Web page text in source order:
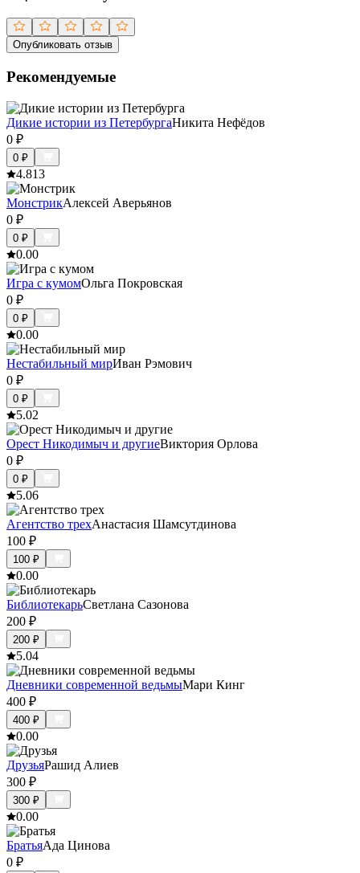
Опубликовать отзыв
Рекомендуемые
Дикие истории из ПетербургаНикита Нефёдов
0 ₽
0 ₽
4.813
МонстрикАлексей Аверьянов
0 ₽
0 ₽
0.00
Игра с кумомОльга Покровская
0 ₽
0 ₽
0.00
Нестабильный мирИван Рэмович
0 ₽
0 ₽
5.02
Орест Никодимыч и другиеВиктория Орлова
0 ₽
0 ₽
5.06
Агентство трехАнастасия Шамсутдинова
100 ₽
100 ₽
0.00
БиблиотекарьСветлана Сазонова
200 ₽
200 ₽
5.04
Дневники современной ведьмыМари Кинг
400 ₽
400 ₽
0.00
ДрузьяРашид Алиев
300 ₽
300 ₽
0.00
БратьяАда Цинова
0 ₽